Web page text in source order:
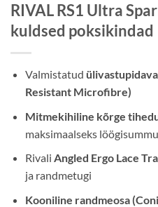
RIVAL RS1 Ultra
kuldsed poksikindad
Valmistatud
Resistant Microfibre)
Mitmekihiline kõrge
maksimaalseks
Rivali Angled Ergo Lace
ja randmetugi
Kooniline randmeosa